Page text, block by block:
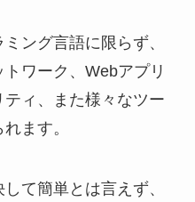
ング言語に限らず、
ワーク、Webアプリ
ィ、また様々なツー
ます。
て簡単とは言えず、